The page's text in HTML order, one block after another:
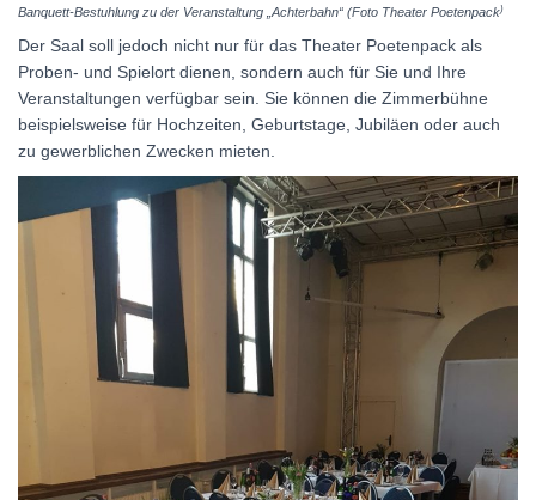
Banquett-Bestuhlung zu der Veranstaltung „Achterbahn“ (Foto Theater Poetenpack)
Der Saal soll jedoch nicht nur für das Theater Poetenpack als
Proben- und Spielort dienen, sondern auch für Sie und Ihre
Veranstaltungen verfügbar sein. Sie können die Zimmerbühne
beispielsweise für Hochzeiten, Geburtstage, Jubiläen oder auch
zu gewerblichen Zwecken mieten.